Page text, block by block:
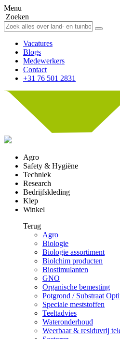
Menu
Zoeken
Vacatures
Blogs
Medewerkers
Contact
+31 76 501 2831
Agro
Safety & Hygiëne
Techniek
Research
Bedrijfskleding
Klep
Winkel
Terug
Agro
Biologie
Biologie assortiment
Biolchim producten
Biostimulanten
GNO
Organische bemesting
Potgrond / Substraat
Speciale meststoffen
Teeltadvies
Wateronderhoud
Weerbaar & residuvrij